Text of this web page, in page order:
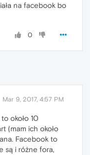
na facebook bo
0
Mar 9, 2017, 4:57 PM
około 10
(mam ich około
Facebook to
są i różne fora,